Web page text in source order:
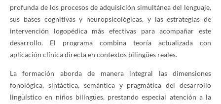
profunda de los procesos de adquisición simultánea del lenguaje,
sus bases cognitivas y neuropsicológicas, y las estrategias de
intervención logopédica más efectivas para acompañar este
desarrollo. El programa combina teoría actualizada con
aplicación clínica directa en contextos bilingües reales.
La formación aborda de manera integral las dimensiones
fonológica, sintáctica, semántica y pragmática del desarrollo
lingüístico en niños bilingües, prestando especial atención a la